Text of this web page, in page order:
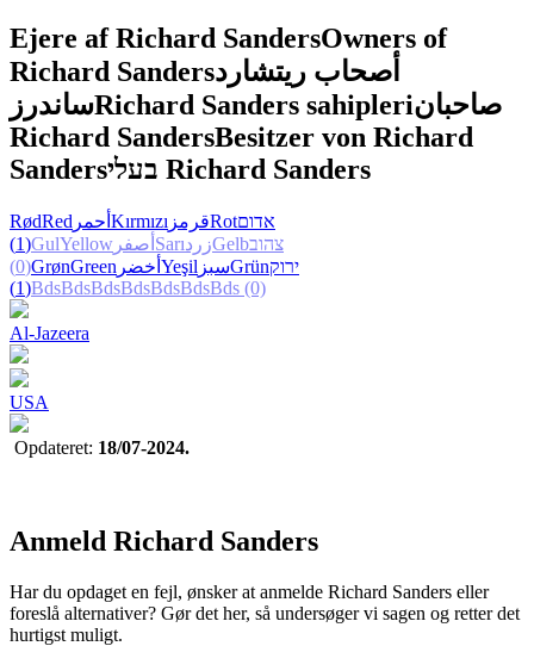
Ejere af Richard SandersOwners of
Richard Sandersأصحاب ريتشارد
ساندرزRichard Sanders sahipleriصاحبان
Richard SandersBesitzer von Richard
Sanders
בעלי Richard Sanders
RødRed أحمر Kırmızı قرمزRotאדום
(1)GulYellow أصفر SarıزردGelbצהוב
(0)GrønGreen أخضر Yeşil سبزGrünירוק
(1)BdsBdsBdsBdsBdsBdsBds (0)
Al-Jazeera
USA
Opdateret: 18/07-2024.
Anmeld Richard Sanders
Har du opdaget en fejl, ønsker at anmelde Richard Sanders eller
foreslå alternativer? Gør det her, så undersøger vi sagen og retter det
hurtigst muligt.